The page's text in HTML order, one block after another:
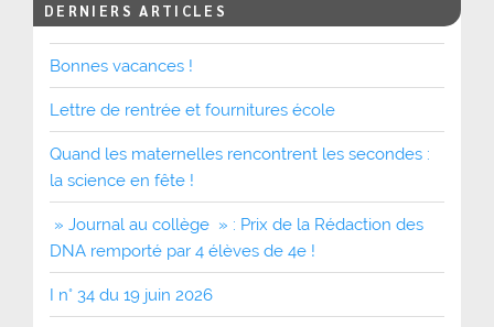
DERNIERS ARTICLES
Bonnes vacances !
Lettre de rentrée et fournitures école
Quand les maternelles rencontrent les secondes :
la science en fête !
» Journal au collège » : Prix de la Rédaction des
DNA remporté par 4 élèves de 4e !
I n° 34 du 19 juin 2026